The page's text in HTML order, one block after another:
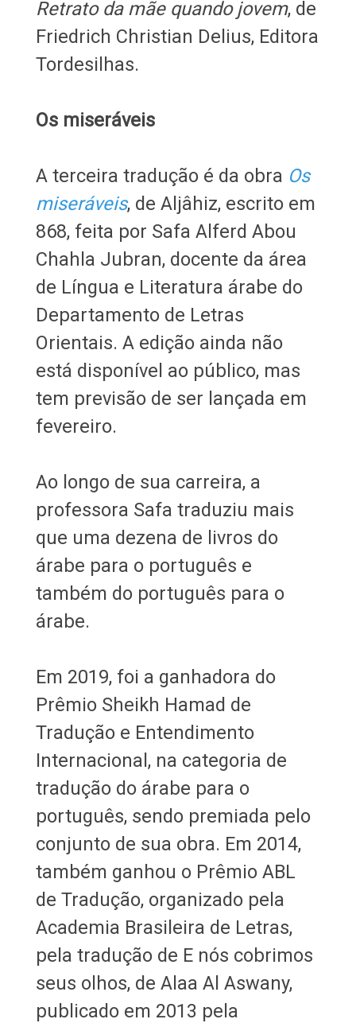
Retrato da mãe quando jovem, de
Friedrich Christian Delius, Editora
Tordesilhas.
Os miseráveis
A terceira tradução é da obra Os
miseráveis, de Aljâhiz, escrito em
868, feita por Safa Alferd Abou
Chahla Jubran, docente da área
de Língua e Literatura árabe do
Departamento de Letras
Orientais. A edição ainda não
está disponível ao público, mas
tem previsão de ser lançada em
fevereiro.
Ao longo de sua carreira, a
professora Safa traduziu mais
que uma dezena de livros do
árabe para o português e
também do português para o
árabe.
​​​​​​​Em 2019, foi a ganhadora do
Prêmio Sheikh Hamad de
Tradução e Entendimento
Internacional, na categoria de
tradução do árabe para o
português, sendo premiada pelo
conjunto de sua obra. Em 2014,
também ganhou o Prêmio ABL
de Tradução, organizado pela
Academia Brasileira de Letras,
pela tradução de E nós cobrimos
seus olhos, de Alaa Al Aswany,
publicado em 2013 pela